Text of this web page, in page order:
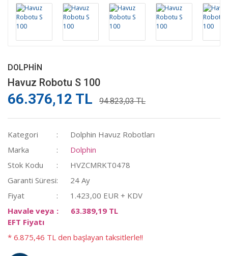
DOLPHIN
Havuz Robotu S 100
66.376,12 TL 94.823,03 TL
Kategori
Dolphin Havuz Robotları
Marka
Dolphin
Stok Kodu
HVZCMRKT0478
Garanti Süresi
24 Ay
Fiyat
1.423,00 EUR + KDV
Havale veya
EFT Fiyatı
63.389,19 TL
* 6.875,46 TL den başlayan taksitlerle!!